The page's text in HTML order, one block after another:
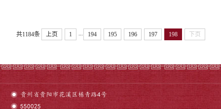
共1184条 上页 1 ... 194 195 196 197 198 下页
贵州省贵阳市花溪区栋青路4号
550025